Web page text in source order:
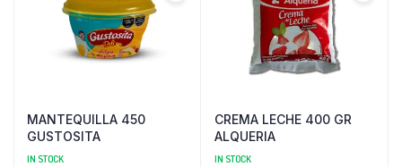
MANTEQUILLA 450
GUSTOSITA
IN STOCK
CREMA LECHE 400 GR
ALQUERIA
IN STOCK